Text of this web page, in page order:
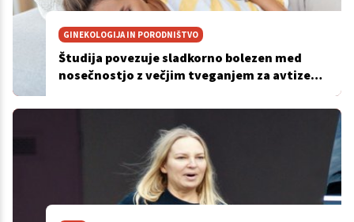
GINEKOLOGIJA IN PORODNIŠTVO
Študija povezuje sladkorno bolezen med
nosečnostjo z večjim tveganjem za avtizem